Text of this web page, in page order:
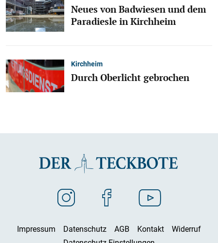
Neues von Badwiesen und dem
Paradiesle in Kirchheim
Kirchheim
Durch Oberlicht gebrochen
Impressum Datenschutz AGB Kontakt
Widerruf